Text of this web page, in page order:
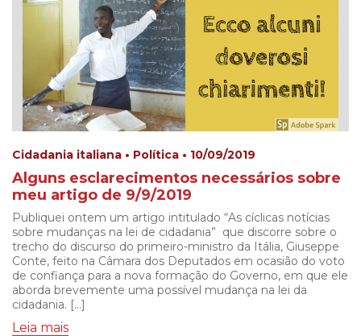
Cidadania italiana • Política • 10/09/2019
Alguns esclarecimentos necessários sobre
meu artigo de 9/9/2019
Publiquei ontem um artigo intitulado “As cíclicas notícias
sobre mudanças na lei de cidadania” que discorre sobre o
trecho do discurso do primeiro-ministro da Itália, Giuseppe
Conte, feito na Câmara dos Deputados em ocasião do voto
de confiança para a nova formação do Governo, em que ele
aborda brevemente uma possível mudança na lei da
cidadania. […]
Leia mais